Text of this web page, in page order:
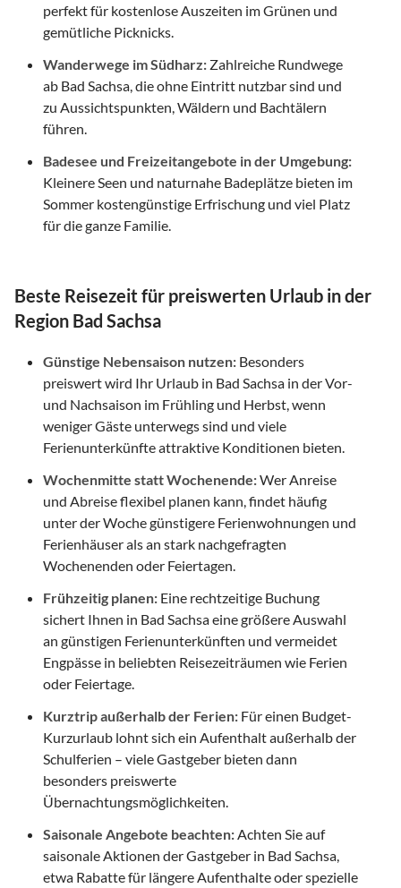
perfekt für kostenlose Auszeiten im Grünen und
gemütliche Picknicks.
Wanderwege im Südharz: Zahlreiche Rundwege
ab Bad Sachsa, die ohne Eintritt nutzbar sind und
zu Aussichtspunkten, Wäldern und Bachtälern
führen.
Badesee und Freizeitangebote in der Umgebung:
Kleinere Seen und naturnahe Badeplätze bieten im
Sommer kostengünstige Erfrischung und viel Platz
für die ganze Familie.
Beste Reisezeit für preiswerten Urlaub in der
Region Bad Sachsa
Günstige Nebensaison nutzen: Besonders
preiswert wird Ihr Urlaub in Bad Sachsa in der Vor-
und Nachsaison im Frühling und Herbst, wenn
weniger Gäste unterwegs sind und viele
Ferienunterkünfte attraktive Konditionen bieten.
Wochenmitte statt Wochenende:Wer Anreise
und Abreise flexibel planen kann, findet häufig
unter der Woche günstigere Ferienwohnungen und
Ferienhäuser als an stark nachgefragten
Wochenenden oder Feiertagen.
Frühzeitig planen: Eine rechtzeitige Buchung
sichert Ihnen in Bad Sachsa eine größere Auswahl
an günstigen Ferienunterkünften und vermeidet
Engpässe in beliebten Reisezeiträumen wie Ferien
oder Feiertage.
Kurztrip außerhalb der Ferien: Für einen Budget-
Kurzurlaub lohnt sich ein Aufenthalt außerhalb der
Schulferien – viele Gastgeber bieten dann
besonders preiswerte
Übernachtungsmöglichkeiten.
Saisonale Angebote beachten: Achten Sie auf
saisonale Aktionen der Gastgeber in Bad Sachsa,
etwa Rabatte für längere Aufenthalte oder spezielle